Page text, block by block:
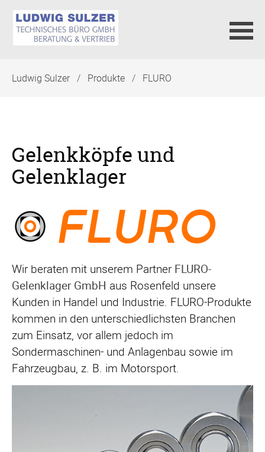
überspringen
Ludwig Sulzer Produkte FLURO
Gelenkköpfe und
Gelenklager
Wir beraten mit unserem PartnerFLURO-
Gelenklager GmbH aus Rosenfeld unsere
Kunden in Handel und Industrie. FLURO-Produkte
kommen in den unterschiedlichsten Branchen
zum Einsatz, vor allem jedoch im
Sondermaschinen- und Anlagenbau sowie im
Fahrzeugbau, z. B. im Motorsport.